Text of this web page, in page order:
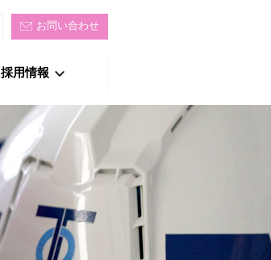
お問い合わせ
採用情報